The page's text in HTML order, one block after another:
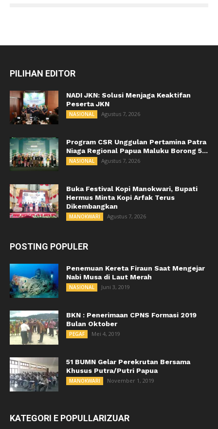
PILIHAN EDITOR
NADI JKN: Solusi Menjaga Keaktifan
Peserta JKN
NASIONAL Agustus 7, 2026
Program CSR Unggulan Pertamina Patra
Niaga Regional Papua Maluku Borong 5...
NASIONAL Agustus 7, 2026
Buka Festival Kopi Manokwari, Bupati
Hermus Minta Kopi Arfak Terus
Dikembangkan
MANOKWARI Agustus 7, 2026
POSTING POPULER
Penemuan Kereta Firaun Saat Mengejar
Nabi Musa di Laut Merah
NASIONAL Juni 3, 2019
BKN : Penerimaan CPNS Formasi 2019
Bulan Oktober
PEGAF Mei 4, 2019
51 BUMN Gelar Perekrutan Bersama
Khusus Putra/Putri Papua
MANOKWARI November 1, 2019
KATEGORI E POPULLARIZUAR